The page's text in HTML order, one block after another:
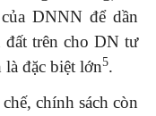
DNNN để dần
trên cho DN tư
là đặc biệt lớn5.
chính sách còn